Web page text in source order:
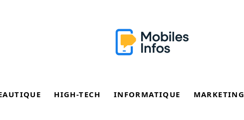
HIGH-TECH INFORMATIQUE MARKETING